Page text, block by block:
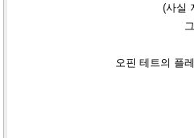
(사실
오핀 테트의 플